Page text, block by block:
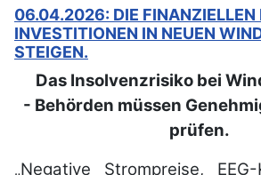
06.04.2026: DIE FINANZIELLEN
INVESTITIONEN IN NEUEN
STEIGEN.
Das Insolvenzrisiko bei
- Behörden müssen
prüfen.
„Negative Strompreise,